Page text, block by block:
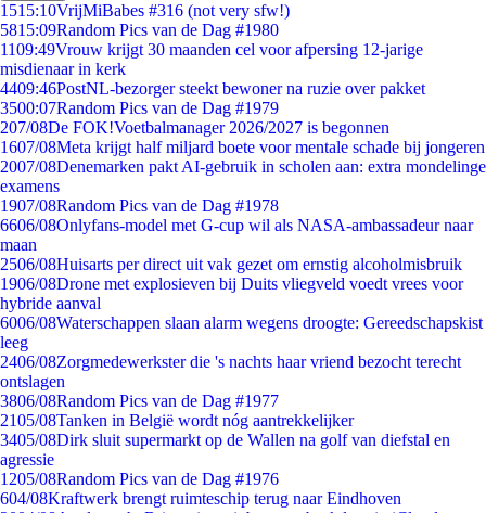
1515:10VrijMiBabes #316 (not very sfw!)
5815:09Random Pics van de Dag #1980
1109:49Vrouw krijgt 30 maanden cel voor afpersing 12-jarige
misdienaar in kerk
4409:46PostNL-bezorger steekt bewoner na ruzie over pakket
3500:07Random Pics van de Dag #1979
207/08De FOK!Voetbalmanager 2026/2027 is begonnen
1607/08Meta krijgt half miljard boete voor mentale schade bij jongeren
2007/08Denemarken pakt AI-gebruik in scholen aan: extra mondelinge
examens
1907/08Random Pics van de Dag #1978
6606/08Onlyfans-model met G-cup wil als NASA-ambassadeur naar
maan
2506/08Huisarts per direct uit vak gezet om ernstig alcoholmisbruik
1906/08Drone met explosieven bij Duits vliegveld voedt vrees voor
hybride aanval
6006/08Waterschappen slaan alarm wegens droogte: Gereedschapskist
leeg
2406/08Zorgmedewerkster die 's nachts haar vriend bezocht terecht
ontslagen
3806/08Random Pics van de Dag #1977
2105/08Tanken in België wordt nóg aantrekkelijker
3405/08Dirk sluit supermarkt op de Wallen na golf van diefstal en
agressie
1205/08Random Pics van de Dag #1976
604/08Kraftwerk brengt ruimteschip terug naar Eindhoven